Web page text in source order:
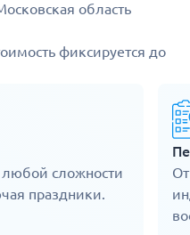
область
фиксируется до
любой сложности
праздники.